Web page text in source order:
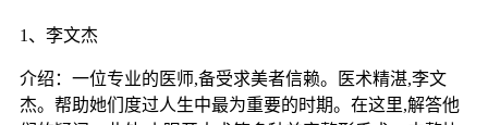
1、李文杰
介绍：一位专业的医师,备受求美者信赖。医术精湛,李文
杰。帮助她们度过人生中最为重要的时期。在这里,解答他